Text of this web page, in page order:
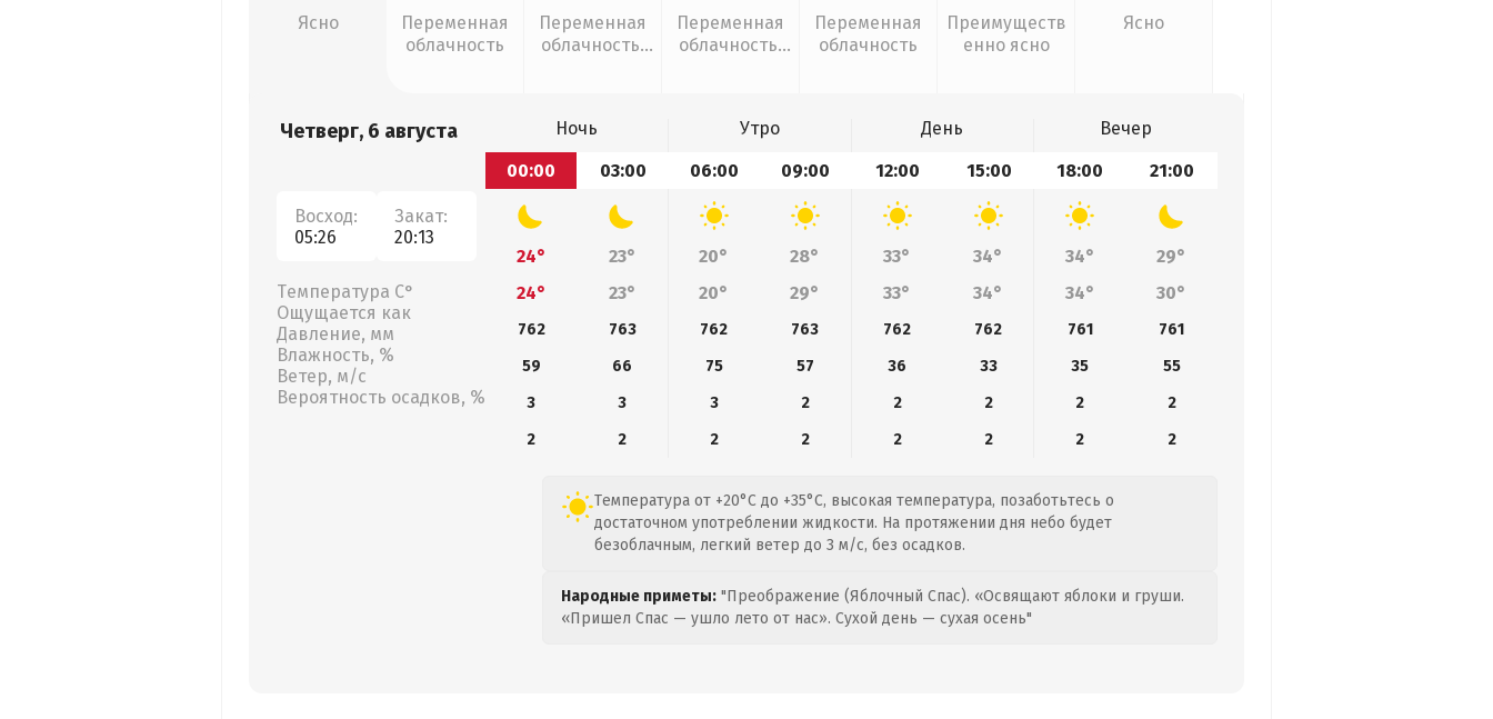
Ясно
Переменная
облачность
Переменная
облачность,
Переменная
облачность,
Переменная
облачность
Преимуществ
енно ясно
Ясно
Четверг, 6 августа
Восход:
05:26
Закат:
20:13
Температура С°
Ощущается как
Давление, мм
Влажность, %
Ветер, м/с
Вероятность осадков, %
Ночь Утро День
Вечер
00:00
03:00 06:00 09:00 12:00 15:00 18:00 21:00
24° 23° 20° 28° 33° 34° 34°
29°
24°
23° 20° 29° 33° 34° 34° 30°
762 763 762 763 762 762 761
761
59
66 75 57 36 33 35
55
3
3 3 2 2 2 2
2
2
2 2 2 2 2 2 2
Температура от +20°C до +35°C, высокая температура, позаботьтесь о
достаточном употреблении жидкости. На протяжении дня небо будет
безоблачным, легкий ветер до 3 м/с, без осадков.
Народные приметы: "Преображение (Яблочный Спас). «Освящают яблоки и груши.
«Пришел Спас — ушло лето от нас». Сухой день — сухая осень"